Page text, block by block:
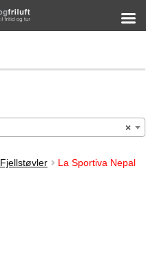
×
Fjellstøvler
La Sportiva Nepal